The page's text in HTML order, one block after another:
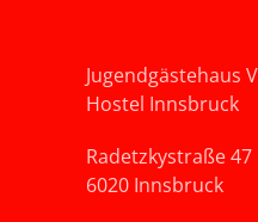
Jugendgästehaus
Hostel Innsbruck
Radetzkystraße 47
6020 Innsbruck